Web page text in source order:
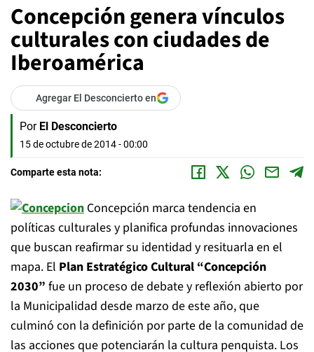
Concepción genera vínculos
culturales con ciudades de
Iberoamérica
Agregar El Desconcierto en
Por El Desconcierto
15 de octubre de 2014 - 00:00
Comparte esta nota:
Concepción marca tendencia en
políticas culturales y planifica profundas innovaciones
que buscan reafirmar su identidad y resituarla en el
mapa. El Plan Estratégico Cultural “Concepción
2030” fue un proceso de debate y reflexión abierto por
la Municipalidad desde marzo de este año, que
culminó con la definición por parte de la comunidad de
las acciones que potenciarán la cultura penquista. Los